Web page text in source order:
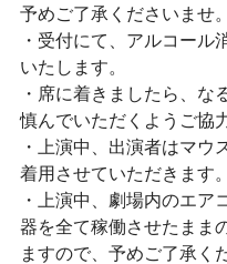
予めご了承くださいませ。
・受付にて、アルコール
いたします。
・席に着きましたら、な
慎んでいただくようご協
・上演中、出演者はマウ
着用させていただきます。
・上演中、劇場内のエア
器を全て稼働させたまま
ますので、予めご了承く